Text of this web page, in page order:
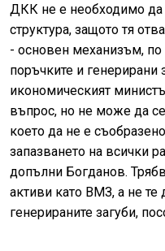
ДКК не е необходимо да
структура, защото тя
- основен механизъм, по
поръчките и генерирани
икономическият
въпрос, но не може да
което да не е
запазването на всички
допълни Богданов.
активи като ВМЗ, а не
генерираните загуби,